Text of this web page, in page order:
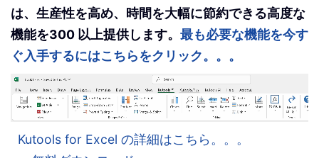
は、生産性を高め、時間を大幅に節約できる高度な
機能を300 以上提供します。 最も必要な機能を今す
ぐ入手するにはこちらをクリック。。。
Kutools for Excel の詳細はこちら。。。